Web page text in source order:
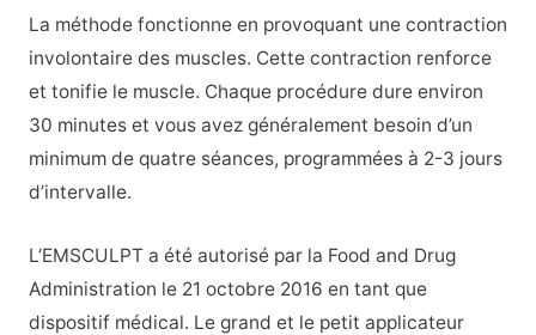
La méthode fonctionne en provoquant une contraction
involontaire des muscles. Cette contraction renforce
et tonifie le muscle. Chaque procédure dure environ
30 minutes et vous avez généralement besoin d’un
minimum de quatre séances, programmées à 2-3 jours
d’intervalle.
L’EMSCULPT a été autorisé par la Food and Drug
Administration le 21 octobre 2016 en tant que
dispositif médical. Le grand et le petit applicateur